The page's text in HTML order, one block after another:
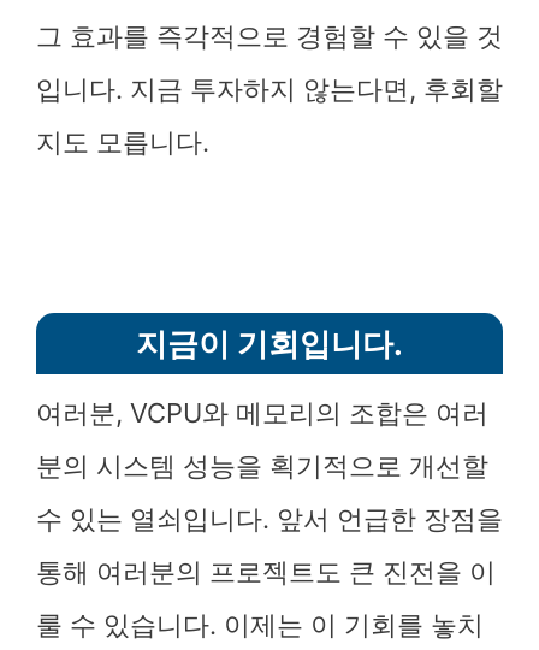
그 효과를 즉각적으로 경험할 수 있을 것
입니다. 지금 투자하지 않는다면, 후회할
지도 모릅니다.
지금이 기회입니다.
여러분, VCPU와 메모리의 조합은 여러
분의 시스템 성능을 획기적으로 개선할
수 있는 열쇠입니다. 앞서 언급한 장점을
통해 여러분의 프로젝트도 큰 진전을 이
룰 수 있습니다. 이제는 이 기회를 놓치